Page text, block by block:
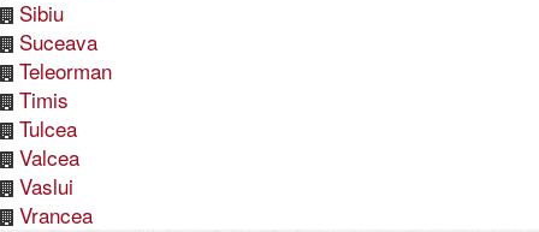
Sibiu
Suceava
Teleorman
Timis
Tulcea
Valcea
Vaslui
Vrancea